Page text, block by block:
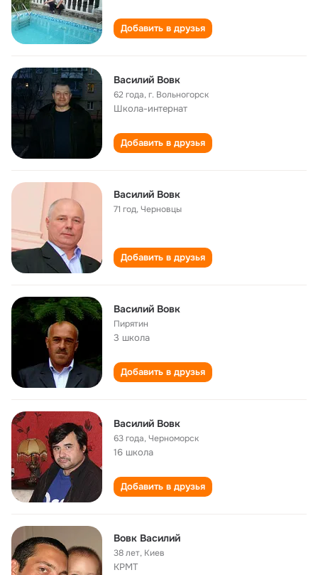
Добавить в друзья
Василий Вовк
62 года,г. Вольногорск
Школа-интернат
Добавить в друзья
Василий Вовк
71 год,Черновцы
Добавить в друзья
Василий Вовк
Пирятин
3 школа
Добавить в друзья
Василий Вовк
63 года,Черноморск
16 школа
Добавить в друзья
Вовк Василий
38 лет, Киев
КРМТ